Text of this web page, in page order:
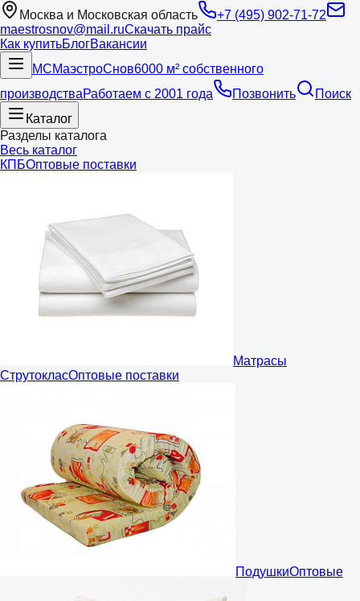
Москва и Московская область
+7 (495) 902-71-72
maestrosnov@mail.ruСкачать прайс
Как купитьБлогВакансии
МСМаэстроСнов6000 м² собственного
производстваРаботаем с 2001 года Позвонить
Поиск
Каталог
Разделы каталога
Весь каталог
КПБОптовые поставки
Матрасы
СтрутокласОптовые поставки
ПодушкиОптовые